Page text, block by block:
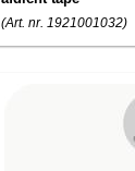
(Art. nr. 1921001032)